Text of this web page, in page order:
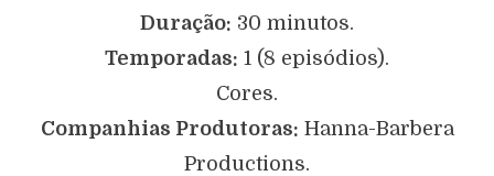
Duração: 30 minutos.
Temporadas: 1 (8 episódios).
Cores.
Companhias Produtoras: Hanna-Barbera
Productions.